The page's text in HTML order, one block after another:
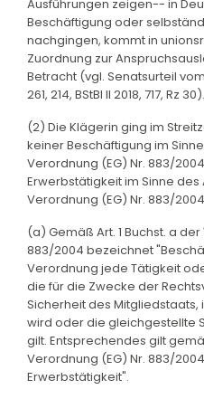
Ausführungen zeigen-- in
Beschäftigung oder
nachgingen, kommt in
Zuordnung zur
Betracht (vgl. Senatsurteil vom
261, 214, BStBl II 2018, 717, Rz 30).
(2) Die Klägerin ging im
keiner Beschäftigung im
Verordnung (EG) Nr. 883/
Erwerbstätigkeit im Sinne des
Verordnung (EG) Nr. 883/
(a) Gemäß Art. 1 Buchst. a
883/2004 bezeichnet
Verordnung jede Tätigkeit
die für die Zwecke der
Sicherheit des
wird oder die gleichgestellte
gilt. Entsprechendes gilt
Verordnung (EG) Nr. 883/
Erwerbstätigkeit".